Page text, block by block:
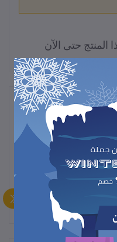
وصف
بسرعة دون تلف الفاكهة."